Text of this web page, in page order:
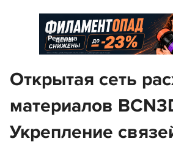
Реклама
Открытая сеть
материалов
Укрепление